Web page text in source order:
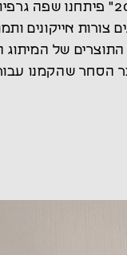
ב2021" פיתחנו שפה
צורות אייקונים
של המיתוג
הסחר שהקמנו